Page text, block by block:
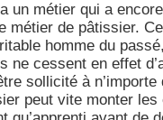
a un métier qui a
métier de pâtissier.
homme du
ne cessent en effet
sollicité à n’importe
peut vite monter